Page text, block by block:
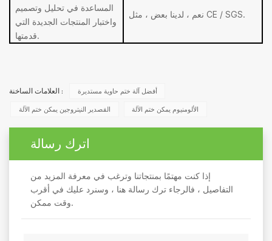
المساعدة في تحليل وتصميم
واختبار المنتجات الجديدة التي
قدمتها.
نعم ، لدينا بعض ، مثل CE / SGS.
العلامات الساخنة : أفضل آلة ختم حاوية مستديرة
القصدير النيتروجين يمكن ختم الآلة الألومنيوم يمكن ختم الآلة
اترك رسالة
إذا كنت مهتمًا بمنتجاتنا وترغب في معرفة المزيد من
التفاصيل ، فالرجاء ترك رسالة هنا ، وسنرد عليك في أقرب
وقت ممكن.